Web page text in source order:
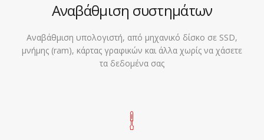
Αναβάθμιση συστημάτων
Αναβάθμιση υπολογιστή, από μηχανικό δίσκο σε SSD,
μνήμης (ram), κάρτας γραφικών και άλλα χωρίς να χάσετε
τα δεδομένα σας